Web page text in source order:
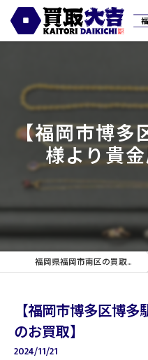
【福岡市博多
様より貴
福岡県福岡市南区の買取なら買取専門店大吉 福岡野間店
【福岡市博多区博
のお買取】
2024/11/21